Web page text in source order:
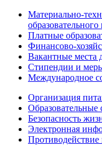
Материально-
Платные
Финансово-
Вакантные места
Стипендии и
Международное
Организация
Образовательные
Безопасность
Электронная
Противодействие